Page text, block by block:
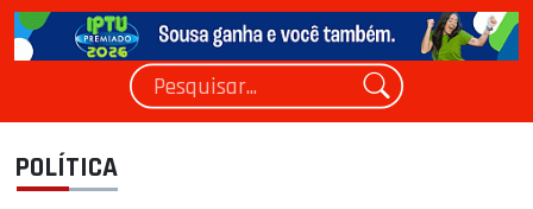
POLÍTICA